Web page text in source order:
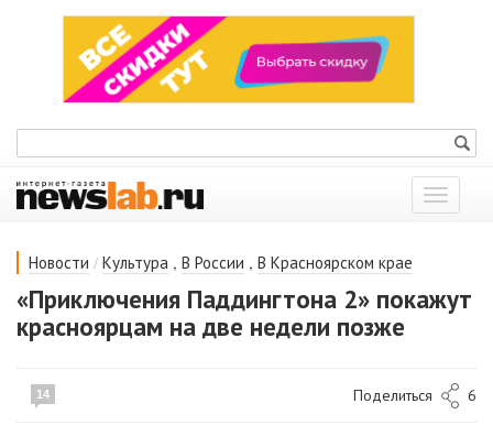
Показать
меню
Новости / Культура , В России , В Красноярском крае
«Приключения Паддингтона 2» покажут
красноярцам на две недели позже
14 Поделиться 6